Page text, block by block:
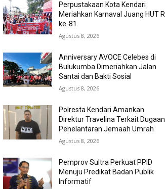
Perpustakaan Kota Kendari
Meriahkan Karnaval Juang HUT RI
ke-81
Agustus 8, 2026
Anniversary AVOCE Celebes di
Bulukumba Dimeriahkan Jalan
Santai dan Bakti Sosial
Agustus 8, 2026
Polresta Kendari Amankan
Direktur Travelina Terkait Dugaan
Penelantaran Jemaah Umrah
Agustus 8, 2026
Pemprov Sultra Perkuat PPID
Menuju Predikat Badan Publik
Informatif